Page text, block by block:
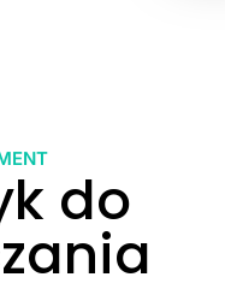
do